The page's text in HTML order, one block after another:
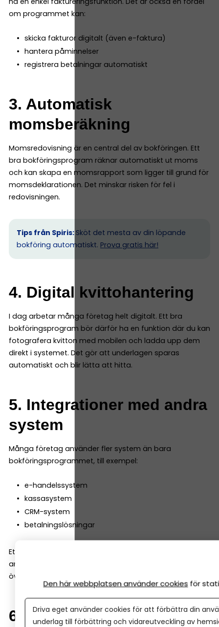
om programmet kan:
skicka fakturor digitalt (även e-faktura)
hantera påminnelser
registrera betalningar automatiskt
3. Automatisk
momsberäkning
Momsredovisning är en central del av bokföringen. Ett
bra bokföringsprogram räknar automatiskt ut moms
och kan skapa en momsrapport som ligger till grund för
momsdeklarationen. Det minskar risken för fel i
redovisningen.
Tips från Spiris: Sköt det mesta av din löpande
bokföring automatiskt. Prova gratis här!
4. Digital kvittohantering
I dag arbetar många företag helt digitalt. Ett bra
bokföringsprogram bör därför ha en funktion där du kan
fotografera kvitton med mobilen och ladda upp dem
direkt i systemet. Det gör att underlagen sparas
automatiskt och blir lätta att hitta.
5. Integrationer med andra
system
Många företag använder fler system än bara
bokföringsprogrammet, till exempel:
e-handelssystem
kassasystem
CRM-system
betalningslösningar
Ett bra bokföringsprogram ska kunna integreras med
andra verktyg så att informationen automatiskt förs
över till bokföringen.
6. Automatisering av
Den här webbplatsen använder cookies för
Driva eget använder cookies för att förbättra din
underlag till förbättring och vidareutveckling av